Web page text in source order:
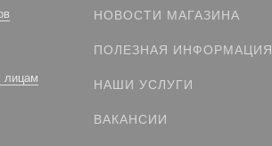
лицам
НОВОСТИ МАГАЗИНА
ПОЛЕЗНАЯ ИНФОРМАЦИЯ
НАШИ УСЛУГИ
ВАКАНСИИ